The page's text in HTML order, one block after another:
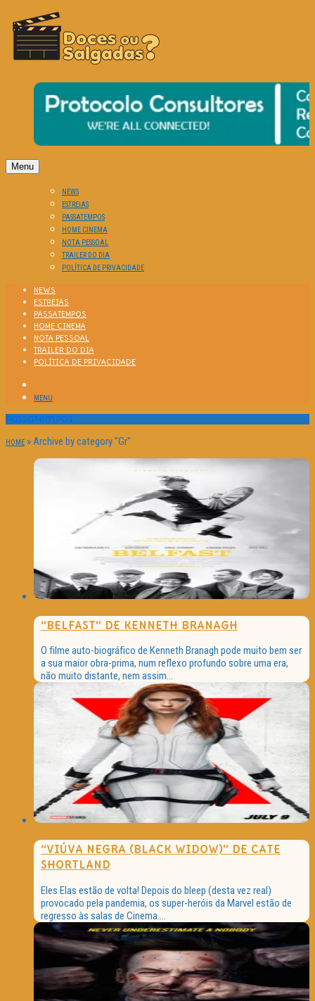
DOCES OU SALGADAS?
O Cinema? Uma Paixão!!
Menu
NEWS
ESTREIAS
PASSATEMPOS
HOME CINEMA
NOTA PESSOAL
TRAILER DO DIA
POLÍTICA DE PRIVACIDADE
NEWS
ESTREIAS
PASSATEMPOS
HOME CINEMA
NOTA PESSOAL
TRAILER DO DIA
POLÍTICA DE PRIVACIDADE
MENU
Passatempos
HOME »Archive by category "Gr"
“BELFAST” DE KENNETH BRANAGH
O filme auto-biográfico de Kenneth Branagh pode muito bem ser
a sua maior obra-prima, num reflexo profundo sobre uma era,
não muito distante, nem assim...
“VIÚVA NEGRA (BLACK WIDOW)” DE CATE
SHORTLAND
Eles Elas estão de volta! Depois do bleep (desta vez real)
provocado pela pandemia, os super-heróis da Marvel estão de
regresso às salas de Cinema....